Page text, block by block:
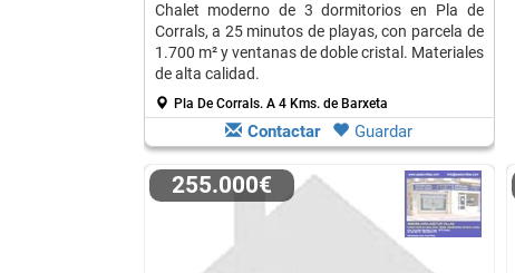
Chalet moderno de 3 dormitorios en Pla de
Corrals, a 25 minutos de playas, con parcela de
1.700 m² y ventanas de doble cristal. Materiales
de alta calidad.
Pla De Corrals. A 4 Kms. de Barxeta
Contactar Guardar
255.000€